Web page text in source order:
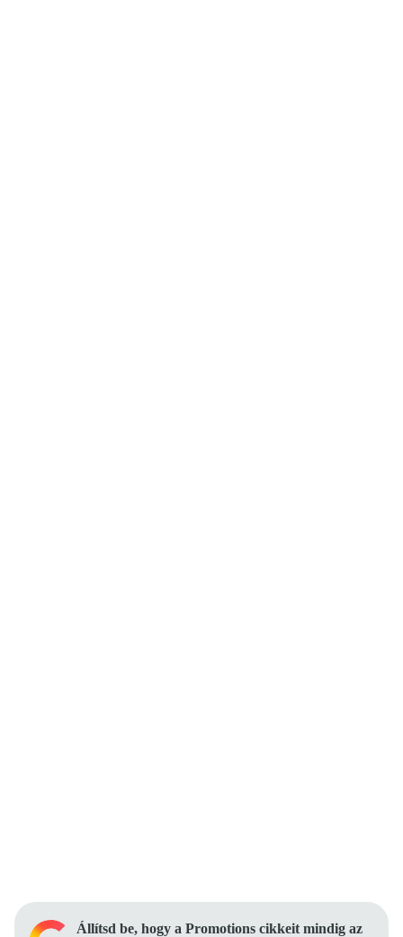
Állítsd be, hogy a Promotions cikkeit mindig az